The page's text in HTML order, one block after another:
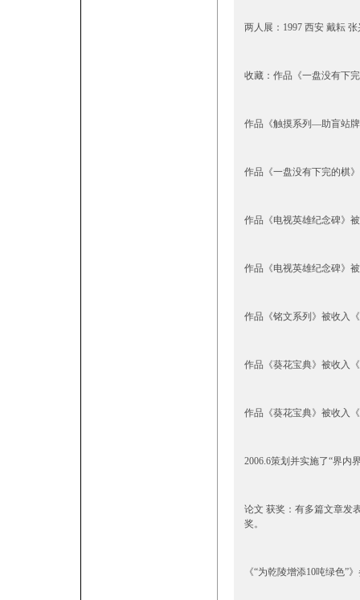
两人展：1997 西安 戴耘
收藏：作品《一盘没有下
作品《触摸系列—助盲站
作品《一盘没有下完的棋
作品《电视英雄纪念碑》
作品《电视英雄纪念碑》
作品《铭文系列》被收入
作品《葵花宝典》被收入
作品《葵花宝典》被收入
2006.6策划并实施了“界内
论文 获奖：有多篇文章发
奖。
《“为乾陵增添10吨绿色”